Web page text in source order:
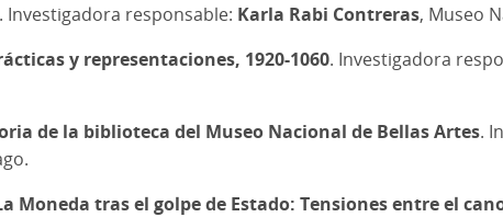
. Investigadora responsable: Karla Rabi Contreras, Museo
y representaciones, 1920-1060. Investigadora
de la biblioteca del Museo Nacional de Bellas Artes.
Moneda tras el golpe de Estado: Tensiones entre el